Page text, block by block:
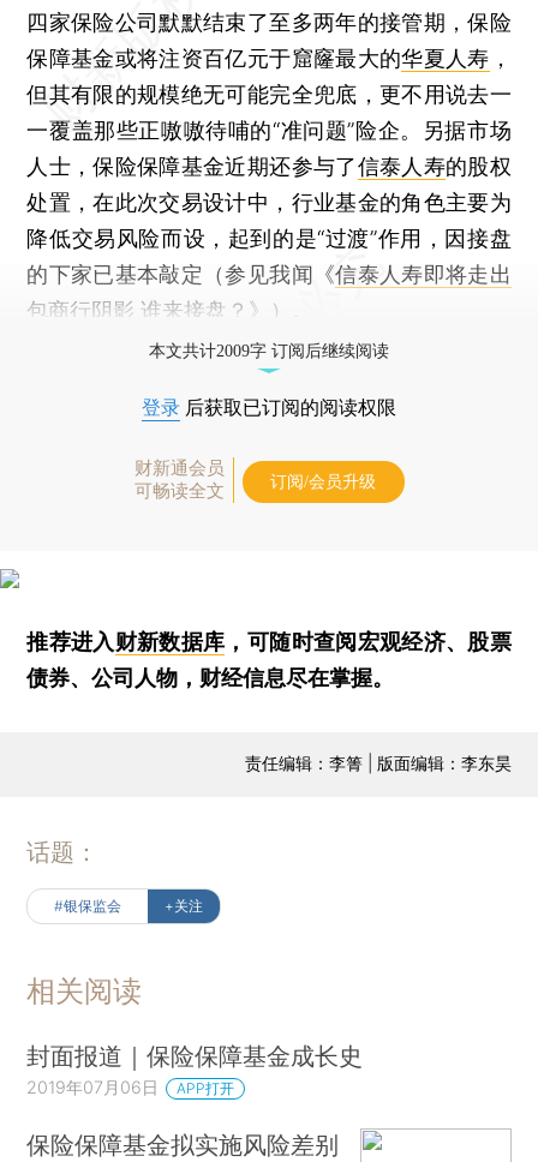
四家保险公司默默结束了至多两年的接管期，保险
保障基金或将注资百亿元于窟窿最大的华夏人寿 ，
但其有限的规模绝无可能完全兜底，更不用说去一
一覆盖那些正嗷嗷待哺的“准问题”险企。另据市场
人士，保险保障基金近期还参与了信泰人寿的股权
处置，在此次交易设计中，行业基金的角色主要为
降低交易风险而设，起到的是“过渡”作用，因接盘
的下家已基本敲定（参见我闻《信泰人寿即将走出
包商行阴影 谁来接盘？ 》）。
本文共计2009字 订阅后继续阅读
登录 后获取已订阅的阅读权限
财新通会员
可畅读全文
订阅/会员升级
推荐进入财新数据库 ，可随时查阅宏观经济、股票
债券、公司人物，财经信息尽在掌握。
责任编辑：李箐 | 版面编辑：李东昊
话题：
#银保监会 +关注
相关阅读
封面报道｜保险保障基金成长史
2019年07月06日 APP打开
保险保障基金拟实施风险差别